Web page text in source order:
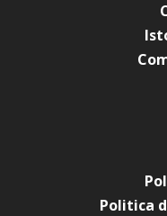
Politica